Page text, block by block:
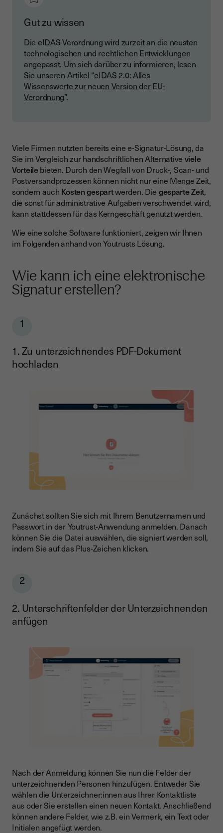
Gut zu wissen
Die eIDAS-Verordnung wird zurzeit an die neusten
technologischen und rechtlichen Entwicklungen
angepasst. Um sich darüber zu informieren, lesen
Sie unseren Artikel “eIDAS 2.0: Alles
Wissenswerte zur neuen Version der EU-
Verordnung”.
Viele Firmen nutzten bereits eine e-Signatur-Lösung, da
Sie im Vergleich zur handschriftlichen Alternative viele
Vorteilebieten. Durch den Wegfall von Druck-, Scan- und
Postversandprozessen können nicht nur eine Menge Zeit,
sondern auch Kosten gespartwerden. Die gesparte Zeit,
die sonst für administrative Aufgaben verschwendet wird,
kann stattdessen für das Kerngeschäft genutzt werden.
Wie eine solche Software funktioniert, zeigen wir Ihnen
im Folgenden anhand von Youtrusts Lösung.
Wie kann ich eine elektronische
Signatur erstellen?
1
1. Zu unterzeichnendes PDF-Dokument
hochladen
Zunächst sollten Sie sich mit Ihrem Benutzernamen und
Passwort in der Youtrust-Anwendung anmelden. Danach
können Sie die Datei auswählen, die signiert werden soll,
indem Sie auf das Plus-Zeichen klicken.
2
2. Unterschriftenfelder der Unterzeichnenden
anfügen
Nach der Anmeldung können Sie nun die Felder der
unterzeichnenden Personen hinzufügen. Entweder Sie
wählen die Unterzeichner:innen aus Ihrer Kontaktliste
aus oder Sie erstellen einen neuen Kontakt. Anschließend
können andere Felder, wie z.B. ein Vermerk, ein Text oder
Initialen angefügt werden.